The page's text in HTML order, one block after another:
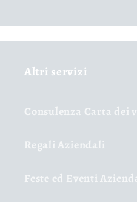
Altri servizi
Consulenza Carta dei
Regali Aziendali
Feste ed Eventi